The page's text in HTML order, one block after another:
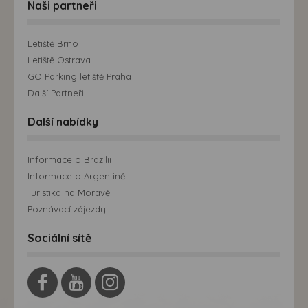
Naši partneři
Letiště Brno
Letiště Ostrava
GO Parking letiště Praha
Další Partneři
Další nabídky
Informace o Brazílii
Informace o Argentině
Turistika na Moravě
Poznávací zájezdy
Sociální sítě